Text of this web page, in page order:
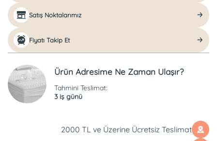
Satış Noktalarımız
Fiyatı Takip Et
Ürün Adresime Ne Zaman Ulaşır?
Tahmini Teslimat:
3 iş günü
2000 TL ve Üzerine Ücretsiz Teslimat